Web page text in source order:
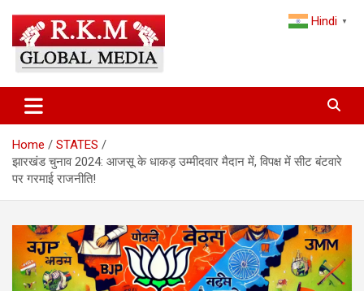
content
Latest Hindi News & Breaking
News – RKM Global Media
and the World
Home
STATES
झारखंड चुनाव 2024: आजसू के धाकड़ उम्मीदवार मैदान में, विपक्ष में सीट बंटवारे
पर गरमाई राजनीति!
Hindi ▼